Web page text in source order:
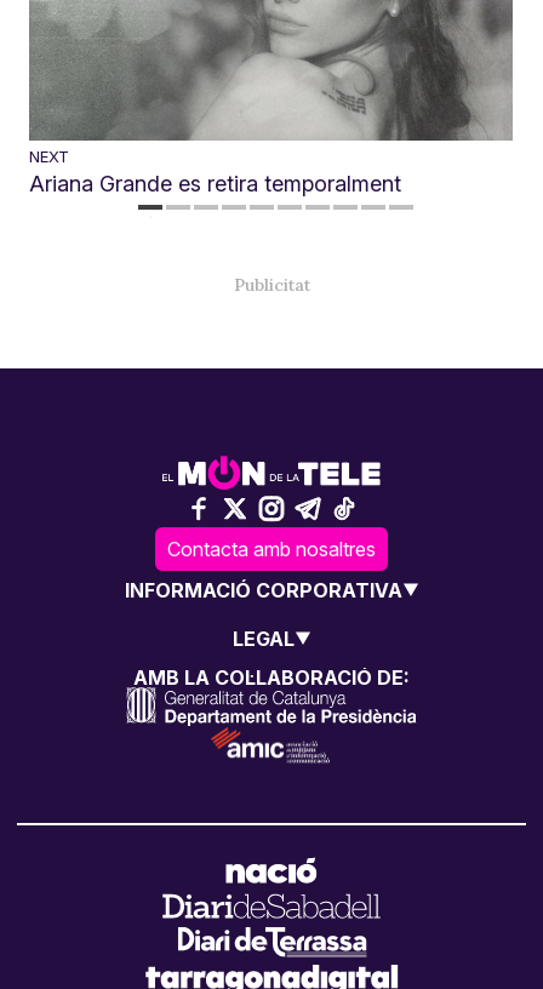
NEXT
Ariana Grande es retira temporalment
Contacta amb nosaltres
INFORMACIÓ CORPORATIVA
LEGAL
AMB LA COL·LABORACIÓ DE: